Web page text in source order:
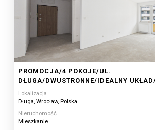
PROMOCJA/4 POKOJE/UL.
DŁUGA/DWUSTRONNE/IDEALNY
Lokalizacja
Długa, Wrocław, Polska
Nieruchomość
Mieszkanie